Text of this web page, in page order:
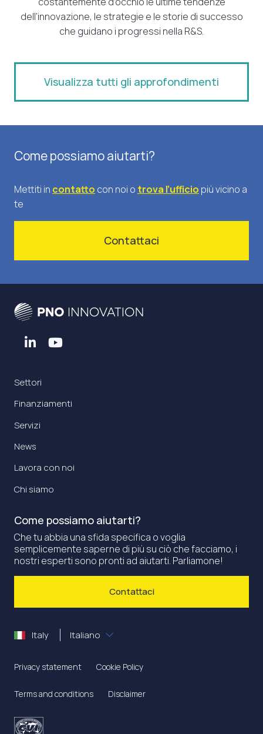
dell’innovazione, le strategie e le storie di successo
che guidano i progressi nella R&S.
Visualizza tutti gli approfondimenti
Come possiamo aiutarti?
Mettiti in contatto con noi o trova l’ufficio più vicino a
te
Contattaci
Settori
Finanziamenti
Servizi
News
Lavora con noi
Chi siamo
Come possiamo aiutarti?
Che tu abbia una sfida specifica o voglia
semplicemente saperne di più su ciò che facciamo, i
nostri esperti sono pronti ad aiutarti. Parliamone!
Contattaci
Italy Italiano
Privacy statement Cookie Policy
Terms and conditions Disclaimer